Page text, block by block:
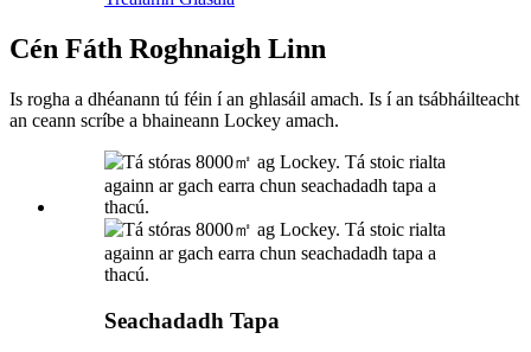
Cén Fáth Roghnaigh Linn
Is rogha a dhéanann tú féin í an ghlasáil amach. Is í an tsábháilteacht
an ceann scríbe a bhaineann Lockey amach.
Seachadadh Tapa